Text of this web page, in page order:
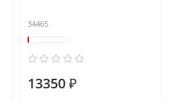
34465
13350 ₽